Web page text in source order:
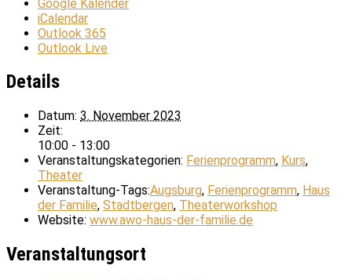
Google Kalender
iCalendar
Outlook 365
Outlook Live
Details
Datum: 3. November 2023
Zeit:
10:00 - 13:00
Veranstaltungskategorien: Ferienprogramm, Kurs,
Theater
Veranstaltung-Tags:Augsburg, Ferienprogramm, Haus
der Familie, Stadtbergen, Theaterworkshop
Website: www.awo-haus-der-familie.de
Veranstaltungsort